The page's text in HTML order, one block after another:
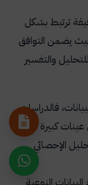
ترتبط بشكل
يضمن التوافق
والتفسير
فالدراسات
عينات كبيرة تمثل
الإحصائي